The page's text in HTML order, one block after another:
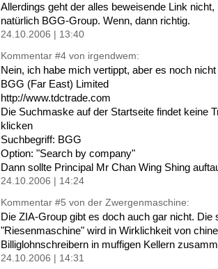
Allerdings geht der alles beweisende Link
natürlich BGG-Group. Wenn, dann richtig.
24.10.2006 | 13:40
Kommentar #4 von irgendwem:
Nein, ich habe mich vertippt, aber es noch
BGG (Far East) Limited
http://www.tdctrade.com
Die Suchmaske auf der Startseite findet keine
klicken
Suchbegriff: BGG
Option: "Search by company"
Dann sollte Principal Mr Chan Wing Shing
24.10.2006 | 14:24
Kommentar #5 von der Zwergenmaschine:
Die ZIA-Group gibt es doch auch gar nicht. Die
"Riesenmaschine" wird in Wirklichkeit von
Billiglohnschreibern in muffigen Kellern
24.10.2006 | 14:31